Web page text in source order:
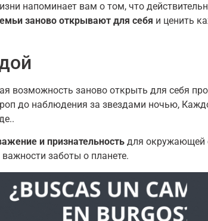
напоминает вам о том, что
заново открывают для себя и ценить
возможность заново открыть для себя
до наблюдения за звездами ночью,
и признательность для окружающей
заботы о планете.